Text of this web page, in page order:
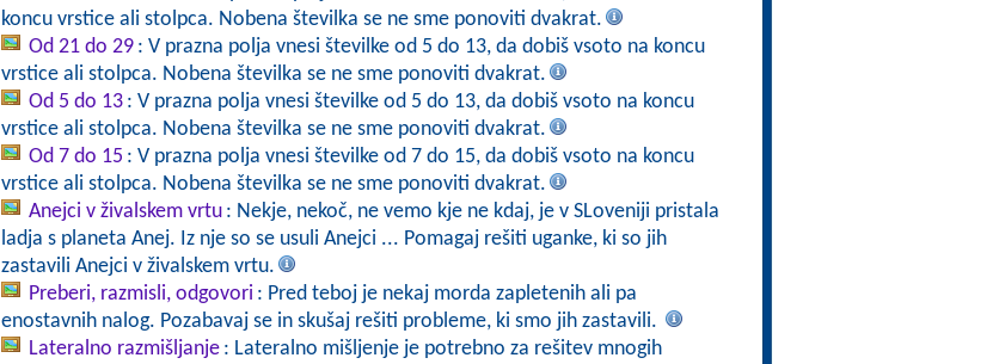
koncu vrstice ali stolpca. Nobena številka se ne sme ponoviti dvakrat.
Od 21 do 29 : V prazna polja vnesi številke od 5 do 13, da dobiš vsoto na koncu
vrstice ali stolpca. Nobena številka se ne sme ponoviti dvakrat.
Od 5 do 13 : V prazna polja vnesi številke od 5 do 13, da dobiš vsoto na koncu
vrstice ali stolpca. Nobena številka se ne sme ponoviti dvakrat.
Od 7 do 15 : V prazna polja vnesi številke od 7 do 15, da dobiš vsoto na koncu
vrstice ali stolpca. Nobena številka se ne sme ponoviti dvakrat.
Anejci v živalskem vrtu : Nekje, nekoč, ne vemo kje ne kdaj, je v SLoveniji pristala
ladja s planeta Anej. Iz nje so se usuli Anejci ... Pomagaj rešiti uganke, ki so jih
zastavili Anejci v živalskem vrtu.
Preberi, razmisli, odgovori : Pred teboj je nekaj morda zapletenih ali pa
enostavnih nalog. Pozabavaj se in skušaj rešiti probleme, ki smo jih zastavili.
Lateralno razmišljanje : Lateralno mišljenje je potrebno za rešitev mnogih